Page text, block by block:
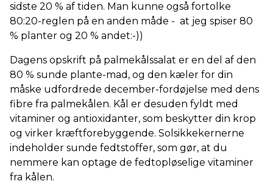
sidste 20 % af tiden. Man kunne også fortolke
80:20-reglen på en anden måde - at jeg spiser 80
% planter og 20 % andet:-))
Dagens opskrift på palmekålssalat er en del af den
80 % sunde plante-mad, og den kæler for din
måske udfordrede december-fordøjelse med dens
fibre fra palmekålen. Kål er desuden fyldt med
vitaminer og antioxidanter, som beskytter din krop
og virker kræftforebyggende. Solsikkekernerne
indeholder sunde fedtstoffer, som gør, at du
nemmere kan optage de fedtopløselige vitaminer
fra kålen.